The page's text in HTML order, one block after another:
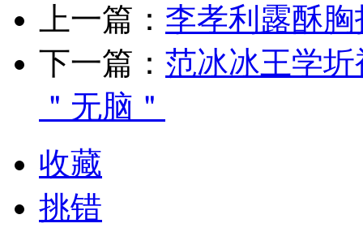
上一篇： 李孝利露酥
下一篇： 范冰冰王学
＂无脑＂
收藏
挑错